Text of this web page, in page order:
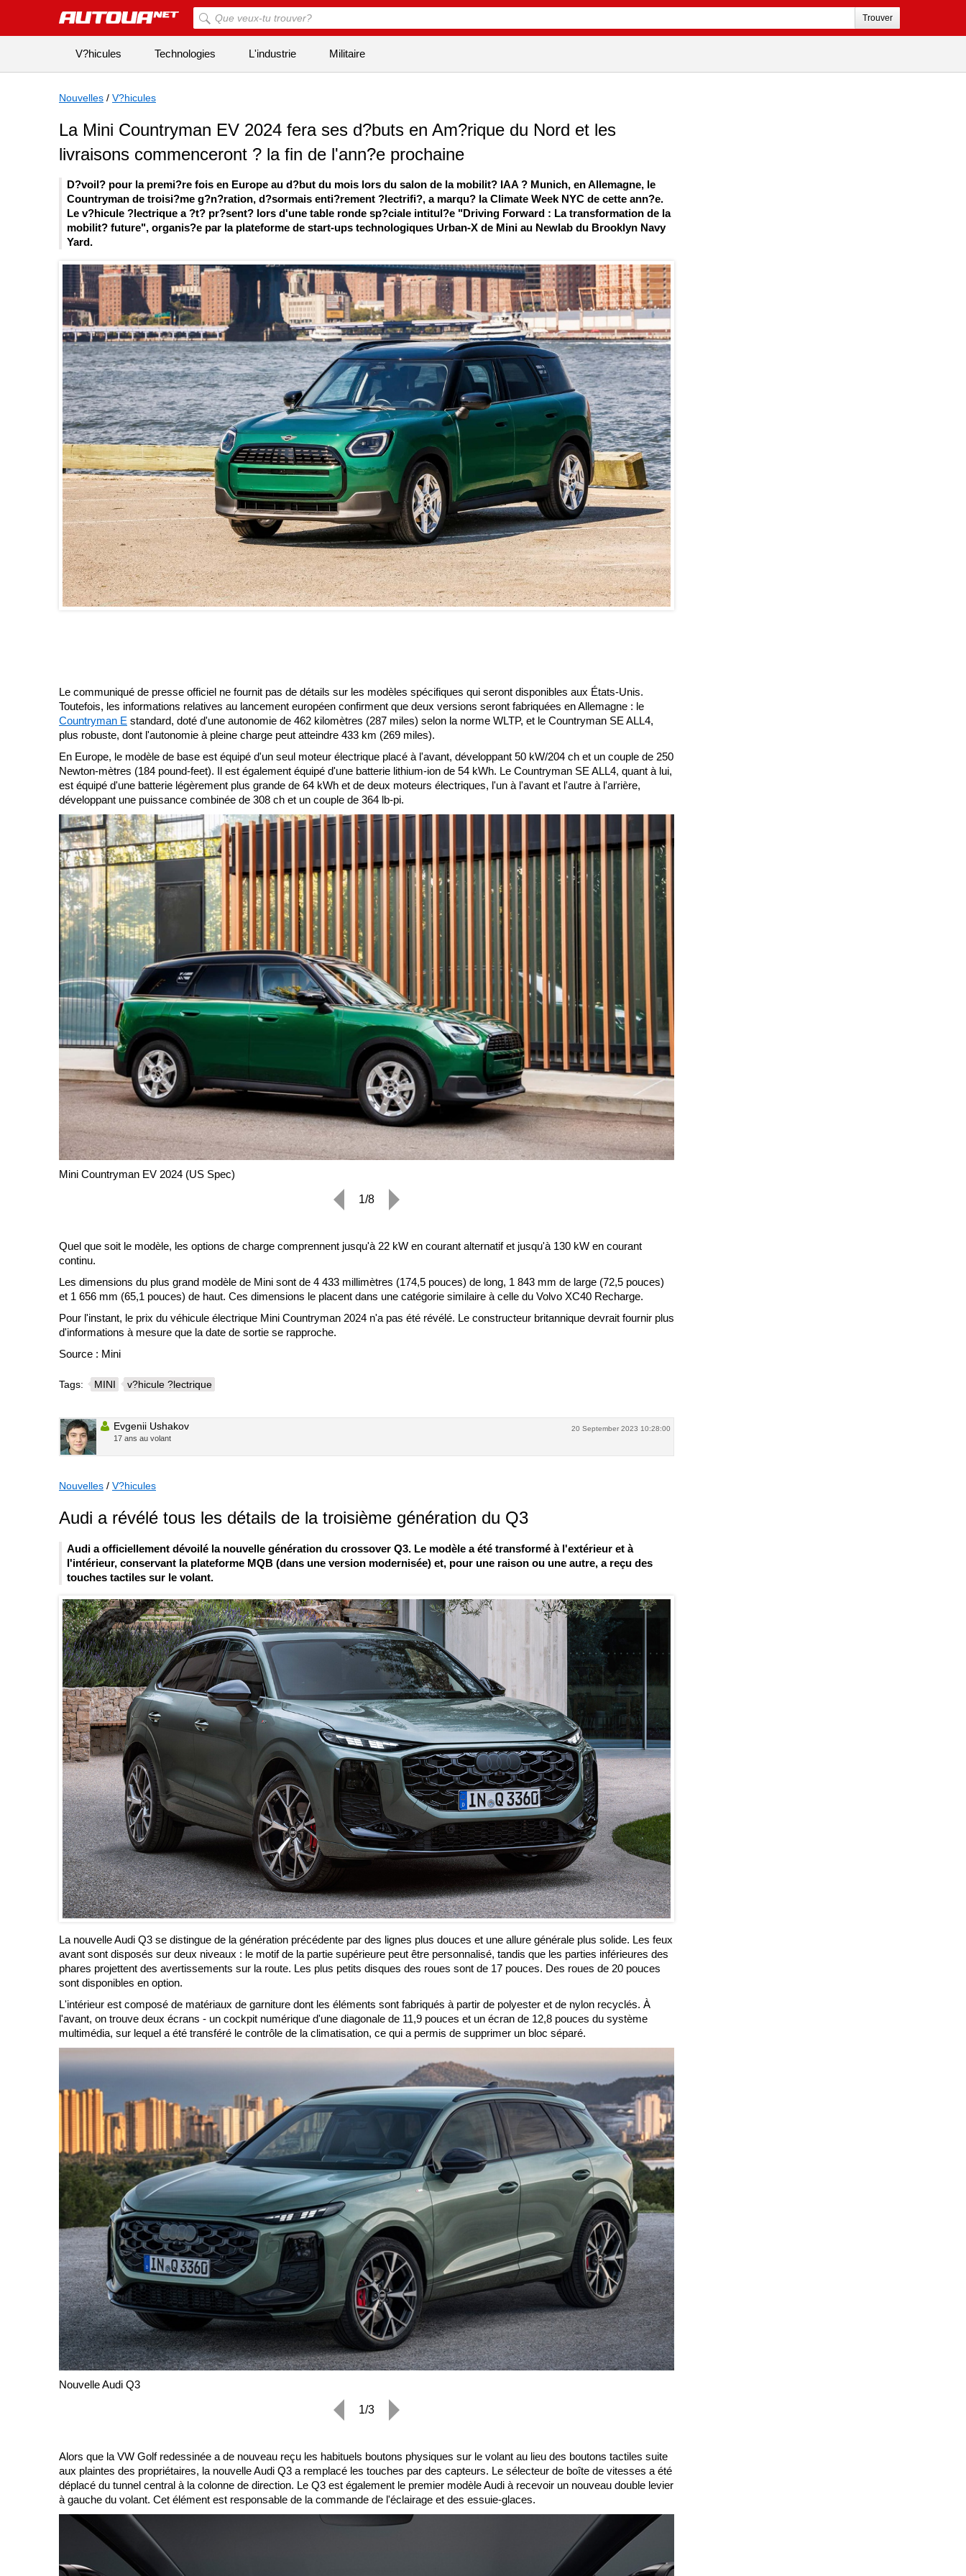
Trouver
V?hicules Technologies L'industrie Militaire
Nouvelles / V?hicules
La Mini Countryman EV 2024 fera ses d?buts en Am?rique du Nord et les
livraisons commenceront ? la fin de l'ann?e prochaine
D?voil? pour la premi?re fois en Europe au d?but du mois lors du salon de la mobilit? IAA ? Munich, en Allemagne, le
Countryman de troisi?me g?n?ration, d?sormais enti?rement ?lectrifi?, a marqu? la Climate Week NYC de cette ann?e.
Le v?hicule ?lectrique a ?t? pr?sent? lors d'une table ronde sp?ciale intitul?e "Driving Forward : La transformation de la
mobilit? future", organis?e par la plateforme de start-ups technologiques Urban-X de Mini au Newlab du Brooklyn Navy
Yard.
Le communiqué de presse officiel ne fournit pas de détails sur les modèles spécifiques qui seront disponibles aux États-Unis.
Toutefois, les informations relatives au lancement européen confirment que deux versions seront fabriquées en Allemagne : le
Countryman E standard, doté d'une autonomie de 462 kilomètres (287 miles) selon la norme WLTP, et le Countryman SE ALL4,
plus robuste, dont l'autonomie à pleine charge peut atteindre 433 km (269 miles).
En Europe, le modèle de base est équipé d'un seul moteur électrique placé à l'avant, développant 50 kW/204 ch et un couple de 250
Newton-mètres (184 pound-feet). Il est également équipé d'une batterie lithium-ion de 54 kWh. Le Countryman SE ALL4, quant à lui,
est équipé d'une batterie légèrement plus grande de 64 kWh et de deux moteurs électriques, l'un à l'avant et l'autre à l'arrière,
développant une puissance combinée de 308 ch et un couple de 364 lb-pi.
Mini Countryman EV 2024 (US Spec)
1/8
Quel que soit le modèle, les options de charge comprennent jusqu'à 22 kW en courant alternatif et jusqu'à 130 kW en courant
continu.
Les dimensions du plus grand modèle de Mini sont de 4 433 millimètres (174,5 pouces) de long, 1 843 mm de large (72,5 pouces)
et 1 656 mm (65,1 pouces) de haut. Ces dimensions le placent dans une catégorie similaire à celle du Volvo XC40 Recharge.
Pour l'instant, le prix du véhicule électrique Mini Countryman 2024 n'a pas été révélé. Le constructeur britannique devrait fournir plus
d'informations à mesure que la date de sortie se rapproche.
Source : Mini
Tags: MINI v?hicule ?lectrique
20 September 2023 10:28:00
Evgenii Ushakov
17 ans au volant
Nouvelles / V?hicules
Audi a révélé tous les détails de la troisième génération du Q3
Audi a officiellement dévoilé la nouvelle génération du crossover Q3. Le modèle a été transformé à l'extérieur et à
l'intérieur, conservant la plateforme MQB (dans une version modernisée) et, pour une raison ou une autre, a reçu des
touches tactiles sur le volant.
La nouvelle Audi Q3 se distingue de la génération précédente par des lignes plus douces et une allure générale plus solide. Les feux
avant sont disposés sur deux niveaux : le motif de la partie supérieure peut être personnalisé, tandis que les parties inférieures des
phares projettent des avertissements sur la route. Les plus petits disques des roues sont de 17 pouces. Des roues de 20 pouces
sont disponibles en option.
L'intérieur est composé de matériaux de garniture dont les éléments sont fabriqués à partir de polyester et de nylon recyclés. À
l'avant, on trouve deux écrans - un cockpit numérique d'une diagonale de 11,9 pouces et un écran de 12,8 pouces du système
multimédia, sur lequel a été transféré le contrôle de la climatisation, ce qui a permis de supprimer un bloc séparé.
Nouvelle Audi Q3
1/3
Alors que la VW Golf redessinée a de nouveau reçu les habituels boutons physiques sur le volant au lieu des boutons tactiles suite
aux plaintes des propriétaires, la nouvelle Audi Q3 a remplacé les touches par des capteurs. Le sélecteur de boîte de vitesses a été
déplacé du tunnel central à la colonne de direction. Le Q3 est également le premier modèle Audi à recevoir un nouveau double levier
à gauche du volant. Cet élément est responsable de la commande de l'éclairage et des essuie-glaces.